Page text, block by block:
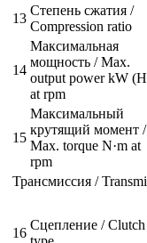
13
Степень сжатия /
Compression ratio
14
Максимальная
мощность / Max.
output power kW
at rpm
15
Максимальный
крутящий момент /
Max. torque N·m at
rpm
Трансмиссия /
16
Сцепление / Clutch